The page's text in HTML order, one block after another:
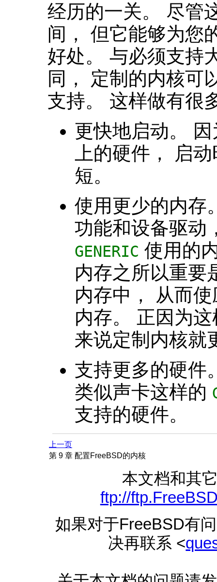
经历的一关。 尽管
间， 但它能够为您
好处。 与必须支持
同， 定制的内核可
支持。 这样做有很
更快地启动。
上的硬件， 启
短。
使用更少的内存
功能和设备驱动
GENERIC 使用的
内存之所以重要
内存中， 从而
内存。 正因为
来说定制内核就
支持更多的硬件
类似声卡这样的
支持的硬件。
上一页
第 9 章 配置FreeBSD的内核
本文档和其
ftp://
如果对于FreeBSD有
决再联系 <